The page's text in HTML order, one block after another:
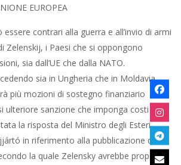
EUROPEA
essere contrari alla guerra e all’invio di armi
Zelenskij, i Paesi che si oppongono
sia dall’UE che dalla NATO.
sia in Ungheria che in Moldavia.
più mozioni di sostegno finanziario
ulteriore sanzione che imponga costi agli
la risposta del Ministro degli Esteri
in riferimento alla pubblicazione del
la quale Zelensky avrebbe proposto